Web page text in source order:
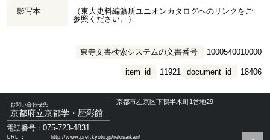
影写本
（東大史料編纂所ユニオンカタログへのリンクをご
参照ください。）
東寺文書検索システムの文書番号 1000540010000
document_id 18406
item_id 11921
お問い合わせ先
京都府立京都学・歴彩館
京都市左京区下鴨半木町1番地29
電話番号：075-723-4831
URL ： http://www.pref.kyoto.jp/rekisaikan/